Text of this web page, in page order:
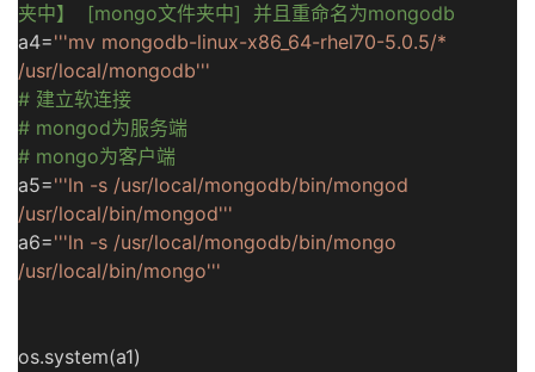
夹中】 [mongo文件夹中] 并且重命名为mongodb
a4='''mv mongodb-linux-x86_64-rhel70-5.0.5/*
/usr/local/mongodb'''
# 建立软连接
# mongod为服务端
# mongo为客户端
a5='''ln -s /usr/local/mongodb/bin/mongod
/usr/local/bin/mongod'''
a6='''ln -s /usr/local/mongodb/bin/mongo
/usr/local/bin/mongo'''
os.system(a1)